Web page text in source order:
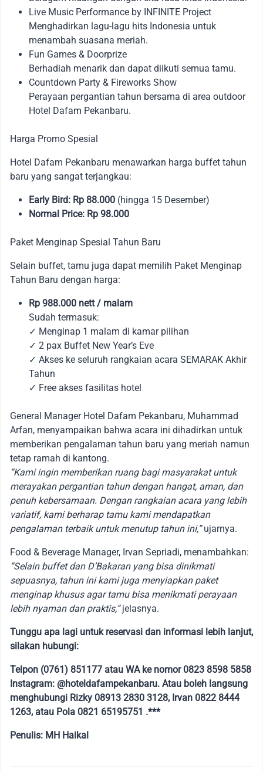
Live Music Performance by INFINITE Project
Menghadirkan lagu-lagu hits Indonesia untuk
menambah suasana meriah.
Fun Games & Doorprize
Berhadiah menarik dan dapat diikuti semua tamu.
Countdown Party & Fireworks Show
Perayaan pergantian tahun bersama di area outdoor
Hotel Dafam Pekanbaru.
Harga Promo Spesial
Hotel Dafam Pekanbaru menawarkan harga buffet tahun
baru yang sangat terjangkau:
Early Bird: Rp 88.000 (hingga 15 Desember)
Normal Price: Rp 98.000
Paket Menginap Spesial Tahun Baru
Selain buffet, tamu juga dapat memilih Paket Menginap
Tahun Baru dengan harga:
Rp 988.000 nett / malam
Sudah termasuk:
✓ Menginap 1 malam di kamar pilihan
✓ 2 pax Buffet New Year’s Eve
✓ Akses ke seluruh rangkaian acara SEMARAK Akhir
Tahun
✓ Free akses fasilitas hotel
General Manager Hotel Dafam Pekanbaru, Muhammad
Arfan, menyampaikan bahwa acara ini dihadirkan untuk
memberikan pengalaman tahun baru yang meriah namun
tetap ramah di kantong.
“Kami ingin memberikan ruang bagi masyarakat untuk
merayakan pergantian tahun dengan hangat, aman, dan
penuh kebersamaan. Dengan rangkaian acara yang lebih
variatif, kami berharap tamu kami mendapatkan
pengalaman terbaik untuk menutup tahun ini,”ujarnya.
Food & Beverage Manager, Irvan Sepriadi, menambahkan:
“Selain buffet dan D’Bakaran yang bisa dinikmati
sepuasnya, tahun ini kami juga menyiapkan paket
menginap khusus agar tamu bisa menikmati perayaan
lebih nyaman dan praktis,”jelasnya.
Tunggu apa lagi untuk reservasi dan informasi lebih lanjut,
silakan hubungi:
Telpon (0761) 851177 atau WA ke nomor 0823 8598 5858
Instagram: @hoteldafampekanbaru. Atau boleh langsung
menghubungi Rizky 08913 2830 3128, Irvan 0822 8444
1263, atau Pola 0821 65195751 .***
Penulis: MH Haikal